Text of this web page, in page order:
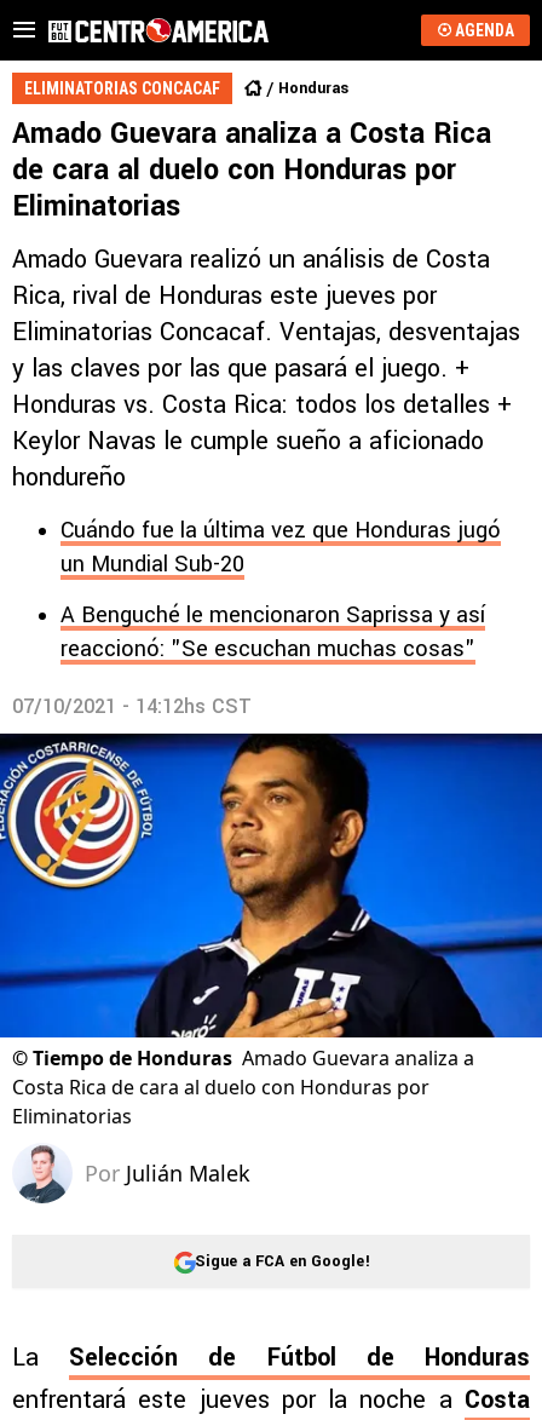
AGENDA
ELIMINATORIAS CONCACAF Honduras
Amado Guevara analiza a Costa Rica
de cara al duelo con Honduras por
Eliminatorias
Amado Guevara realizó un análisis de Costa
Rica, rival de Honduras este jueves por
Eliminatorias Concacaf. Ventajas, desventajas
y las claves por las que pasará el juego. +
Honduras vs. Costa Rica: todos los detalles +
Keylor Navas le cumple sueño a aficionado
hondureño
Cuándo fue la última vez que Honduras jugó
un Mundial Sub-20
A Benguché le mencionaron Saprissa y así
reaccionó: "Se escuchan muchas cosas"
07/10/2021 - 14:12hs CST
©Tiempo de Honduras Amado Guevara analiza a
Costa Rica de cara al duelo con Honduras por
Eliminatorias
Por Julián Malek
Sigue a FCA en Google!
La Selección de Fútbol de Honduras
enfrentará este jueves por la noche a Costa